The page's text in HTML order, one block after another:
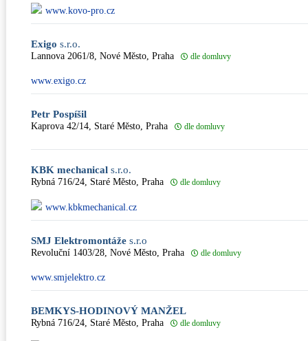
www.kovo-pro.cz
Exigo s.r.o.
Lannova 2061/8, Nové Město, Praha dle domluvy
www.exigo.cz
Petr Pospíšil
Kaprova 42/14, Staré Město, Praha dle domluvy
KBK mechanical s.r.o.
Rybná 716/24, Staré Město, Praha dle domluvy
www.kbkmechanical.cz
SMJ Elektromontáže s.r.o
Revoluční 1403/28, Nové Město, Praha dle domluvy
www.smjelektro.cz
BEMKYS-HODINOVÝ MANŽEL
Rybná 716/24, Staré Město, Praha dle domluvy